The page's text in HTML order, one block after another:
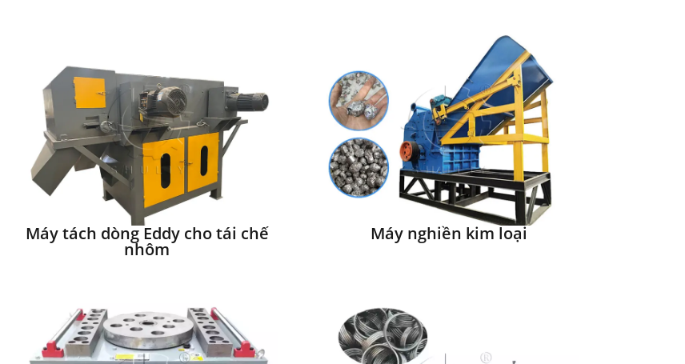
Máy tách dòng Eddy cho tái chế
nhôm
Máy nghiền kim loại